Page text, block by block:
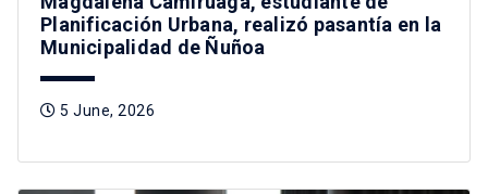
Planificación Urbana, realizó pasantía en la
Municipalidad de Ñuñoa
5 June, 2026